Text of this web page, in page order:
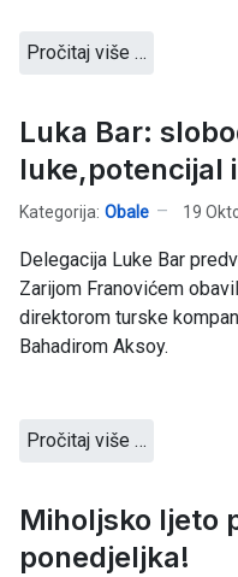
Pročitaj više …
Luka Bar:
luke,potencijal
Kategorija: Obale 19
Delegacija Luke Bar
Zarijom Franovićem
direktorom turske
Bahadirom Aksoy.
Pročitaj više …
Miholjsko ljeto
ponedjeljka!